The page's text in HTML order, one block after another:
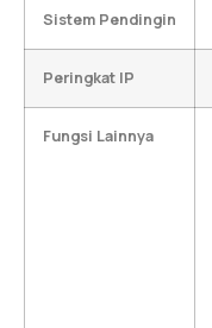
Sistem Pendingin
Peringkat IP
Fungsi Lainnya